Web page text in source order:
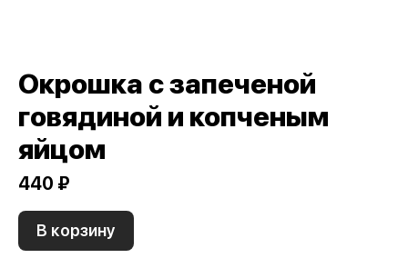
Окрошка с запеченой
говядиной и копченым
яйцом
440 ₽
В корзину